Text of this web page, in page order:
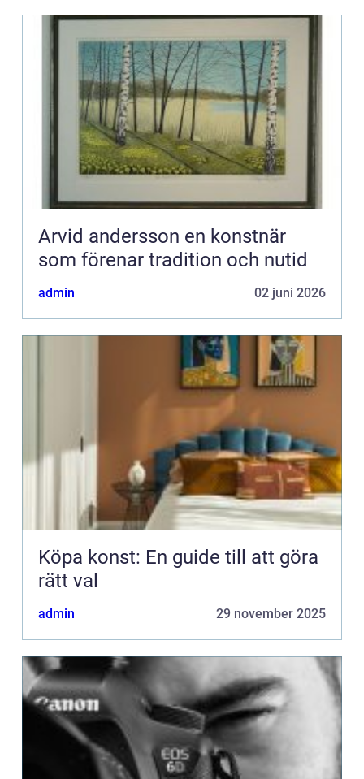
Arvid andersson en konstnär
som förenar tradition och nutid
admin 02 juni 2026
Köpa konst: En guide till att göra
rätt val
admin 29 november 2025